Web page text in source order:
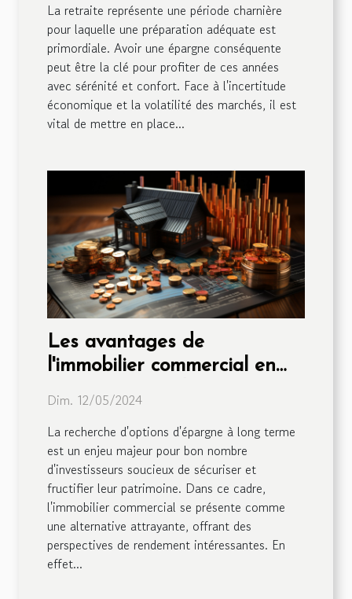
La retraite représente une période charnière
pour laquelle une préparation adéquate est
primordiale. Avoir une épargne conséquente
peut être la clé pour profiter de ces années
avec sérénité et confort. Face à l'incertitude
économique et la volatilité des marchés, il est
vital de mettre en place...
Les avantages de
l'immobilier commercial en
Dim. 12/05/2024
La recherche d'options d'épargne à long terme
est un enjeu majeur pour bon nombre
d'investisseurs soucieux de sécuriser et
fructifier leur patrimoine. Dans ce cadre,
l'immobilier commercial se présente comme
une alternative attrayante, offrant des
perspectives de rendement intéressantes. En
effet...